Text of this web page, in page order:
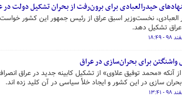
حیدرالعبادی برای برون‌رفت از بحران تشکیل دولت در
العبادی، نخست‌وزیر اسبق عراق از رئیس جمهور این کشور
عراق تشکیل دهد.
واشنگتن برای بحران‌سازی در عراق
آنکه «محمد توفیق علاوی» از تشکیل کابینه جدید در عراق
بحران سازی در این کشور و ایجاد خلأ سیاسی در آن کلید زده اند.